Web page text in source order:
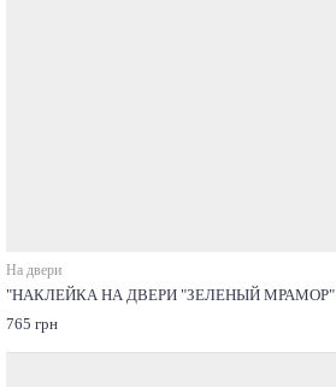
На двери
"НАКЛЕЙКА НА ДВЕРИ "ЗЕЛЕНЫЙ МРАМОР"
765 грн